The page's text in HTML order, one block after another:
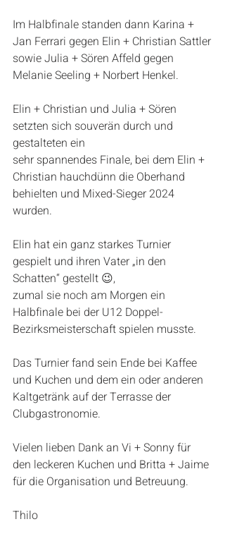
Im Halbfinale standen dann Karina +
Jan Ferrari gegen Elin + Christian Sattler
sowie Julia + Sören Affeld gegen
Melanie Seeling + Norbert Henkel.
Elin + Christian und Julia + Sören
setzten sich souverän durch und
gestalteten ein
sehr spannendes Finale, bei dem Elin +
Christian hauchdünn die Oberhand
behielten und Mixed-Sieger 2024
wurden.
Elin hat ein ganz starkes Turnier
gespielt und ihren Vater „in den
Schatten“ gestellt 😉,
zumal sie noch am Morgen ein
Halbfinale bei der U12 Doppel-
Bezirksmeisterschaft spielen musste.
Das Turnier fand sein Ende bei Kaffee
und Kuchen und dem ein oder anderen
Kaltgetränk auf der Terrasse der
Clubgastronomie.
Vielen lieben Dank an Vi + Sonny für
den leckeren Kuchen und Britta + Jaime
für die Organisation und Betreuung.
Thilo